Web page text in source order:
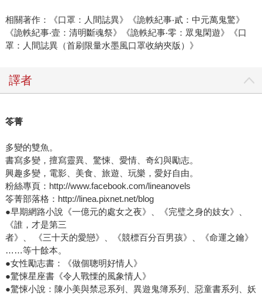
相關著作：《口罩：人間誌異》《詭軼紀事‧貳：中元萬鬼驚》
《詭軼紀事‧壹：清明斷魂祭》《詭軼紀事‧零：眾鬼閑遊》《口
罩：人間誌異（首刷限量水墨風口罩收納夾版）》
譯者
笭菁
多變的雙魚。
書寫多變，擅寫靈異、驚悚、愛情、奇幻與勵志。
興趣多變，電影、美食、旅遊、玩樂，愛好自由。
粉絲專頁：http://www.facebook.com/lineanovels
笭菁部落格：http://linea.pixnet.net/blog
●早期網路小說《一億元的處女之夜》、《完璧之身的妓女》、
《誰，才是第三
者》、 《三十天的愛戀》、《競標百分百男孩》、《命運之鑰》
……等十餘本。
●女性勵志書：《做個聰明好情人》
●驚悚星座書《令人戰慄的風象情人》
●驚悚小說：陳小美與禁忌系列、異遊鬼簿系列、惡童書系列、妖